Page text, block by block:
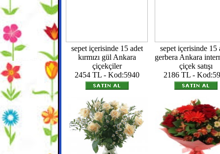
sepet içerisinde 15 adet
kırmızı gül Ankara
çiçekçiler
2454 TL - Kod:5940
sepet içerisinde 15
gerbera Ankara
çiçek satışı
2186 TL -